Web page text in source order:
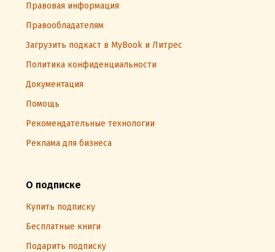
Правовая информация
Правообладателям
Загрузить подкаст в MyBook и Литрес
Политика конфиденциальности
Документация
Помощь
Рекомендательные технологии
Реклама для бизнеса
О подписке
Купить подписку
Бесплатные книги
Подарить подписку